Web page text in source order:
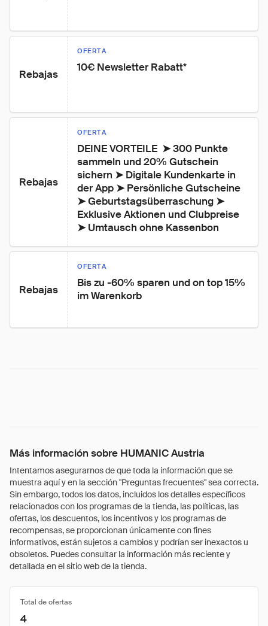
Rebajas
OFERTA
10€ Newsletter Rabatt*
Rebajas
OFERTA
DEINE VORTEILE ​​​​​​​ ➤ 300 Punkte
sammeln und 20% Gutschein
sichern ➤ Digitale Kundenkarte in
der App ➤ Persönliche Gutscheine
➤ Geburtstagsüberraschung ➤
Exklusive Aktionen und Clubpreise
➤ Umtausch ohne Kassenbon
Rebajas
OFERTA
Bis zu -60% sparen und on top 15%
im Warenkorb
Más información sobre HUMANIC Austria
Intentamos asegurarnos de que toda la información que se
muestra aquí y en la sección "Preguntas frecuentes" sea correcta.
Sin embargo, todos los datos, incluidos los detalles específicos
relacionados con los programas de la tienda, las políticas, las
ofertas, los descuentos, los incentivos y los programas de
recompensas, se proporcionan únicamente con fines
informativos, están sujetos a cambios y podrían ser inexactos u
obsoletos. Puedes consultar la información más reciente y
detallada en el sitio web de la tienda.
Total de ofertas
4